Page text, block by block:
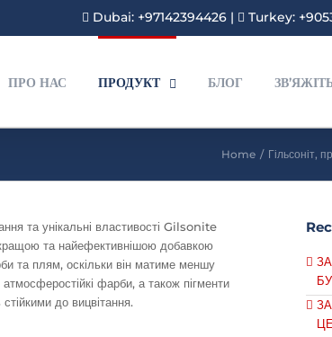
Dubai: +97142394426 | Turkey:
ПРО НАС ПРОДУКТ БЛОГ
Home / Гільсоніт,
та унікальні властивості Gilsonite
та найефективнішою добавкою
та плям, оскільки він матиме меншу
атмосферостійкі фарби, а також пігменти
до вицвітання.